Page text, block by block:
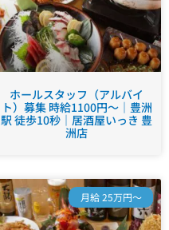
ホールスタッフ（アルバイ
ト）募集 時給1100円～｜豊洲
駅 徒歩10秒｜居酒屋いっき 豊
洲店
月給 25万円～